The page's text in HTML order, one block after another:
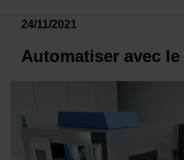
24/11/2021
Automatiser avec le